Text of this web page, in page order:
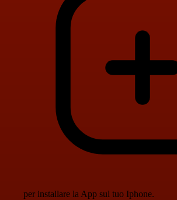
per installare la App sul tuo Iphone.